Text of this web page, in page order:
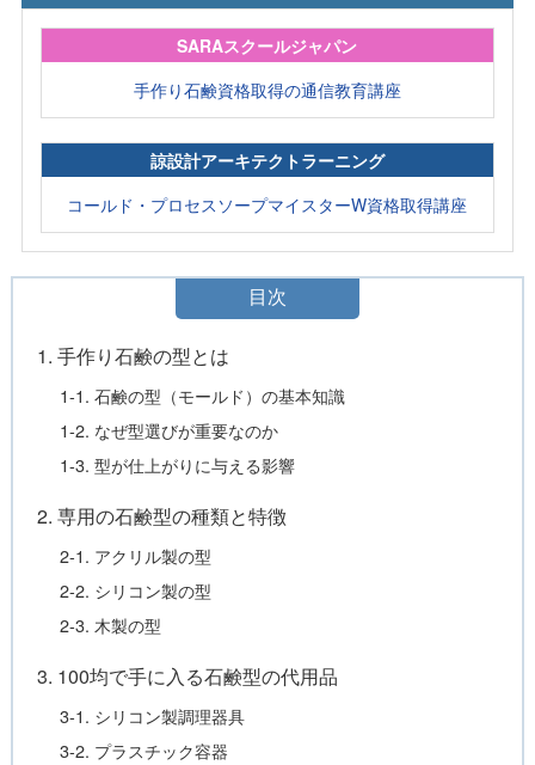
SARAスクールジャパン
手作り石鹸資格取得の通信教育講座
諒設計アーキテクトラーニング
コールド・プロセスソープマイスターW資格取得講座
目次
1. 手作り石鹸の型とは
1-1. 石鹸の型（モールド）の基本知識
1-2. なぜ型選びが重要なのか
1-3. 型が仕上がりに与える影響
2. 専用の石鹸型の種類と特徴
2-1. アクリル製の型
2-2. シリコン製の型
2-3. 木製の型
3. 100均で手に入る石鹸型の代用品
3-1. シリコン製調理器具
3-2. プラスチック容器